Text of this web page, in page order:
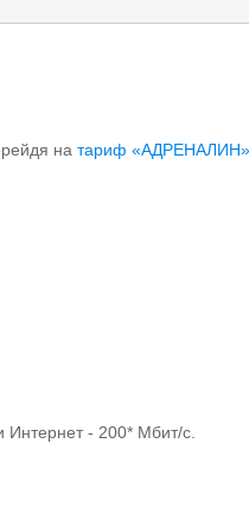
на тариф «АДРЕНАЛИН»
Интернет - 200* Мбит/с.